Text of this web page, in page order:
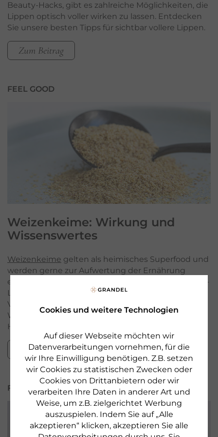
Cookies und weitere Technologien
Auf dieser Webseite möchten wir
Datenverarbeitungen vornehmen, für die
wir Ihre Einwilligung benötigen. Z.B. setzen
wir Cookies zu statistischen Zwecken oder
Cookies von Drittanbietern oder wir
verarbeiten Ihre Daten in anderer Art und
Weise, um z.B. zielgerichtet Werbung
auszuspielen. Indem Sie auf „Alle
akzeptieren“ klicken, akzeptieren Sie alle
Beauty-Hacks, gibt es zahlreiche Möglichkeiten, die
Lippen optisch voller wirken zu lassen. Entdecken
Sie unsere besten Tipps für sichtbar vollere Lippen.
Zum Beitrag
FEEL GOOD
Weizenkeime: Wirkung und
Wissenswertes
Weizenkeime gelten als heimisches Superfood und
werden gerne zur Aufwertung der Ernährung
eingesetzt. Dr. Felix Grandel, Chemiker und Diplom-
Landwirt, entdeckte bereits gegen 1930 die
Vorzüge der Keime. Lesen Sie hier alles über die
Wirkung von Weizenkeimen und weitere
Hintergrundinformationen.
Zum Beitrag
FEEL GOOD